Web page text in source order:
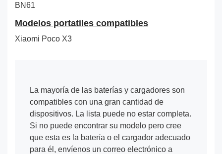
BN61
Modelos portatiles compatibles
Xiaomi Poco X3
La mayoría de las baterías y cargadores son
compatibles con una gran cantidad de
dispositivos. La lista puede no estar completa.
Si no puede encontrar su modelo pero cree
que esta es la batería o el cargador adecuado
para él, envíenos un correo electrónico a